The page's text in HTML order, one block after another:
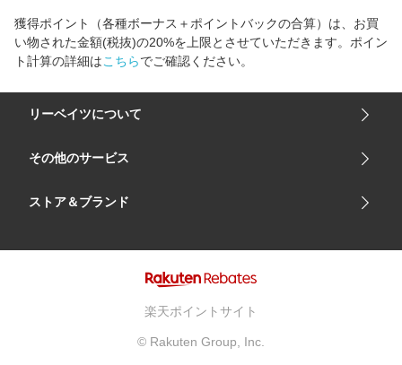
獲得ポイント（各種ボーナス＋ポイントバックの合算）は、お買
い物された金額(税抜)の20%を上限とさせていただきます。ポイン
ト計算の詳細はこちらでご確認ください。
リーベイツについて
会社概要
サイトマップ
リーベイツ ポイントアシスト
その他のサービス
楽天市場
ストア＆ブランド
楽天ポイントサイト
© Rakuten Group, Inc.